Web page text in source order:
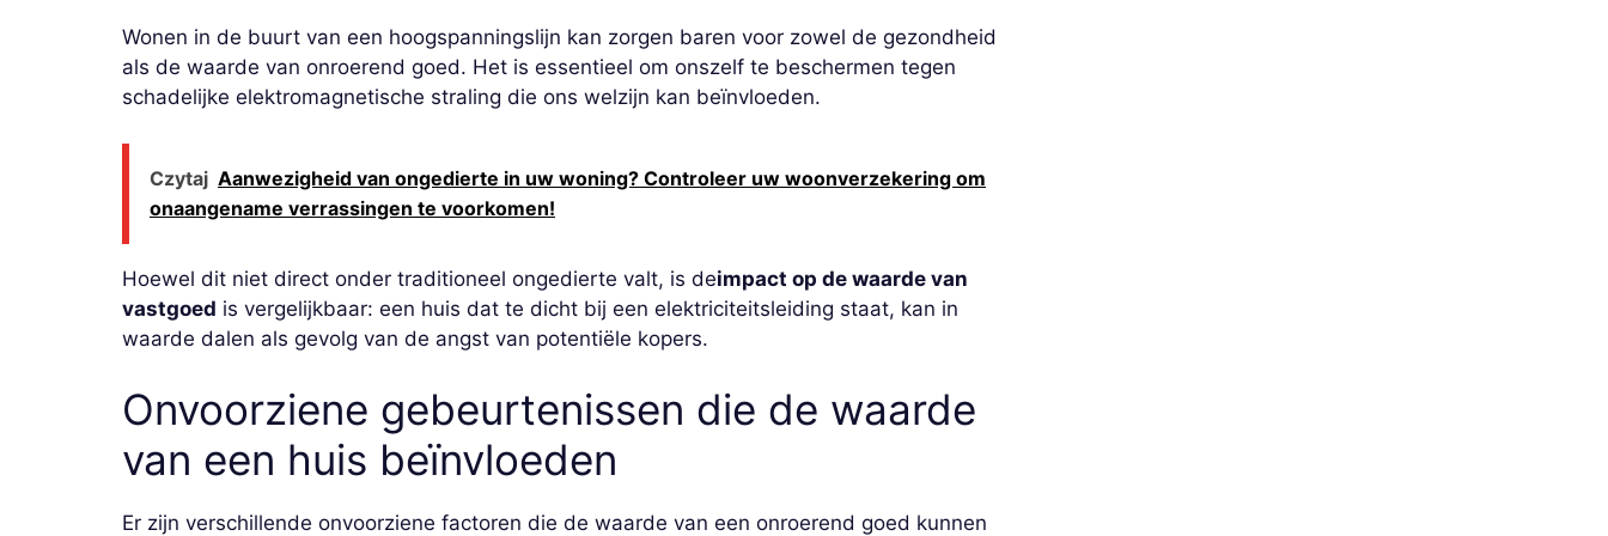
Wonen in de buurt van een hoogspanningslijn kan zorgen baren voor zowel de gezondheid
als de waarde van onroerend goed. Het is essentieel om onszelf te beschermen tegen
schadelijke elektromagnetische straling die ons welzijn kan beïnvloeden.
Czytaj Aanwezigheid van ongedierte in uw woning? Controleer uw woonverzekering om
onaangename verrassingen te voorkomen!
Hoewel dit niet direct onder traditioneel ongedierte valt, is deimpact op de waarde van
vastgoed is vergelijkbaar: een huis dat te dicht bij een elektriciteitsleiding staat, kan in
waarde dalen als gevolg van de angst van potentiële kopers.
Onvoorziene gebeurtenissen die de waarde
van een huis beïnvloeden
Er zijn verschillende onvoorziene factoren die de waarde van een onroerend goed kunnen